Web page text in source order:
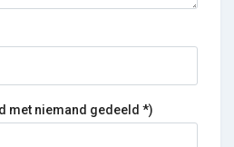
met niemand gedeeld *)